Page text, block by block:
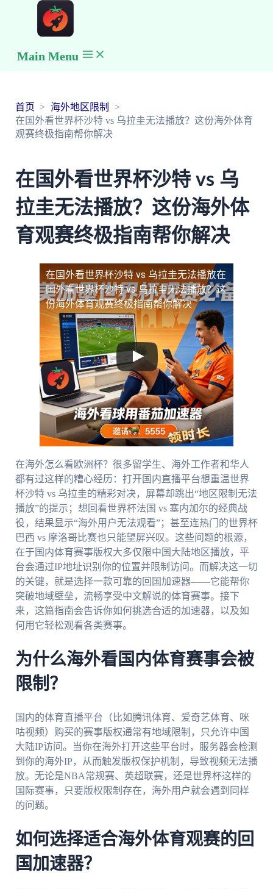
Main Menu
首页
海外地区限制
在国外看世界杯沙特 vs 乌拉圭无法播放？这份海外体育
观赛终极指南帮你解决
在国外看世界杯沙特 vs 乌
拉圭无法播放？这份海外体
育观赛终极指南帮你解决
在国外看世界杯沙特 vs 乌拉圭无法播放在
国外看世界杯沙特 vs 乌拉圭无法播放？这
份海外体育观赛终极指南帮你解决
在海外怎么看欧洲杯？很多留学生、海外工作者和华人
都有过这样的糟心经历：打开国内直播平台想重温世界
杯沙特 vs 乌拉圭的精彩对决，屏幕却跳出“地区限制无法
播放”的提示；想回看世界杯法国 vs 塞内加尔的经典战
役，结果显示“海外用户无法观看”；甚至连热门的世界杯
巴西 vs 摩洛哥比赛也只能望屏兴叹。这些问题的根源，
在于国内体育赛事版权大多仅限中国大陆地区播放，平
台会通过IP地址识别你的位置并限制访问。而解决这一切
的关键，就是选择一款可靠的回国加速器——它能帮你
突破地域壁垒，流畅享受中文解说的体育赛事。接下
来，这篇指南会告诉你如何挑选合适的加速器，以及如
何用它轻松观看各类赛事。
为什么海外看国内体育赛事会被
限制？
国内的体育直播平台（比如腾讯体育、爱奇艺体育、咪
咕视频）购买的赛事版权通常有地域限制，只允许中国
大陆IP访问。当你在海外打开这些平台时，服务器会检测
到你的海外IP，从而触发版权保护机制，导致视频无法播
放。无论是NBA常规赛、英超联赛，还是世界杯这样的
国际赛事，只要版权限制存在，海外用户就会遇到同样
的问题。
如何选择适合海外体育观赛的回
国加速器？